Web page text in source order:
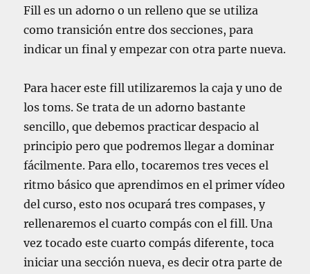
Fill es un adorno o un relleno que se utiliza
como transición entre dos secciones, para
indicar un final y empezar con otra parte nueva.
Para hacer este fill utilizaremos la caja y uno de
los toms. Se trata de un adorno bastante
sencillo, que debemos practicar despacio al
principio pero que podremos llegar a dominar
fácilmente. Para ello, tocaremos tres veces el
ritmo básico que aprendimos en el primer vídeo
del curso, esto nos ocupará tres compases, y
rellenaremos el cuarto compás con el fill. Una
vez tocado este cuarto compás diferente, toca
iniciar una sección nueva, es decir otra parte de